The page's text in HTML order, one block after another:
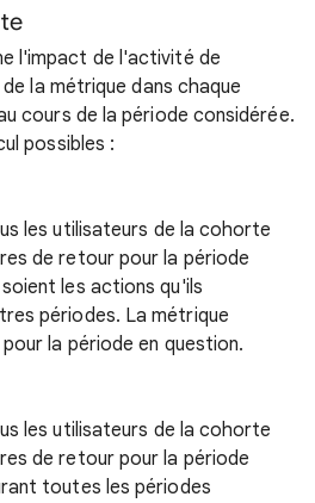
l'impact de l'activité de
la métrique dans chaque
cours de la période considérée.
possibles :
les utilisateurs de la cohorte
de retour pour la période
les actions qu'ils
périodes. La métrique
la période en question.
les utilisateurs de la cohorte
de retour pour la période
toutes les périodes